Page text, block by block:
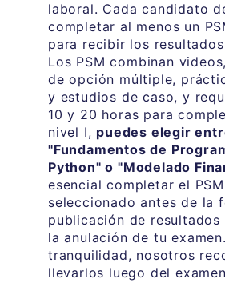
laboral. Cada candidato
completar al menos un
para recibir los
Los PSM combinan
de opción múltiple,
y estudios de caso, y
10 y 20 horas para
nivel I, puedes elegir
"Fundamentos de
Python" o "Modelado
esencial completar el PSM
seleccionado antes de la
publicación de
la anulación de tu
tranquilidad, nosotros
llevarlos luego del